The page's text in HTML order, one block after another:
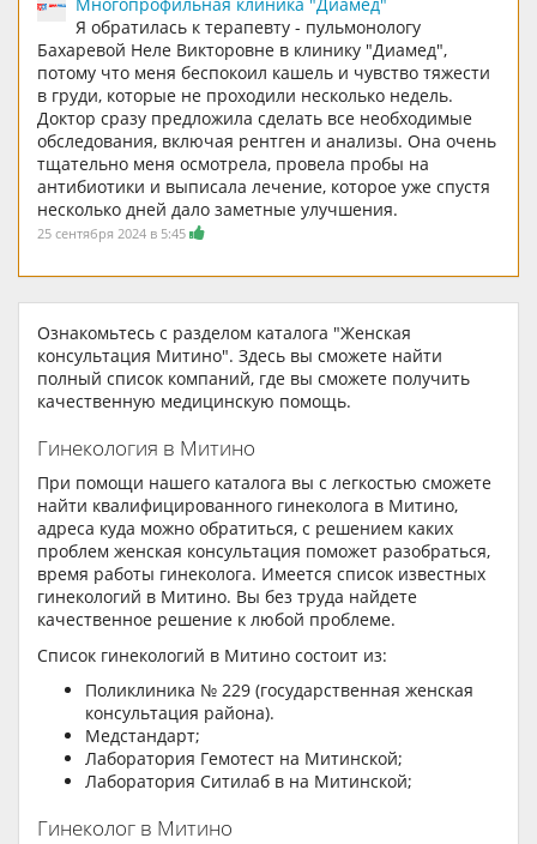
Я обратилась к терапевту - пульмонологу
Бахаревой Неле Викторовне в клинику "Диамед",
потому что меня беспокоил кашель и чувство тяжести
в груди, которые не проходили несколько недель.
Доктор сразу предложила сделать все необходимые
обследования, включая рентген и анализы. Она очень
тщательно меня осмотрела, провела пробы на
антибиотики и выписала лечение, которое уже спустя
несколько дней дало заметные улучшения.
25 сентября 2024 в 5:45
Ознакомьтесь с разделом каталога "Женская
консультация Митино". Здесь вы сможете найти
полный список компаний, где вы сможете получить
качественную медицинскую помощь.
Гинекология в Митино
При помощи нашего каталога вы с легкостью сможете
найти квалифицированного гинеколога в Митино,
адреса куда можно обратиться, с решением каких
проблем женская консультация поможет разобраться,
время работы гинеколога. Имеется список известных
гинекологий в Митино. Вы без труда найдете
качественное решение к любой проблеме.
Список гинекологий в Митино состоит из:
Поликлиника № 229 (государственная женская
консультация района).
Медстандарт;
Лаборатория Гемотест на Митинской;
Лаборатория Ситилаб в на Митинской;
Гинеколог в Митино